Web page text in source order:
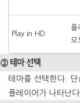
Play in HD
플
모
② 테마 선택
테마를 선택한다.
플레이어가 나타난다.